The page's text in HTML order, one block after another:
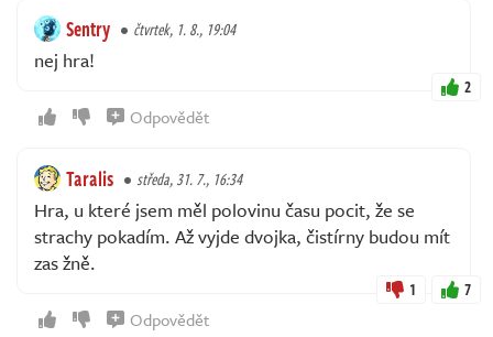
Sentry čtvrtek, 1. 8., 19:04
nej hra!
2
Odpovědět
Taralis středa, 31. 7., 16:34
Hra, u které jsem měl polovinu času pocit, že se
strachy pokadím. Až vyjde dvojka, čistírny budou mít
zas žně.
1 7
Odpovědět